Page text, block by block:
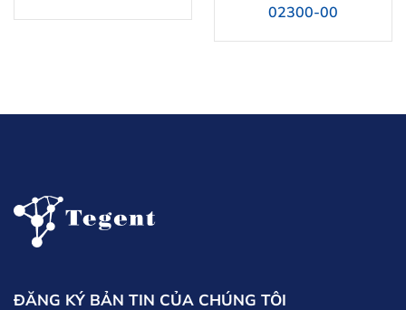
02300-00
ĐĂNG KÝ BẢN TIN CỦA CHÚNG TÔI